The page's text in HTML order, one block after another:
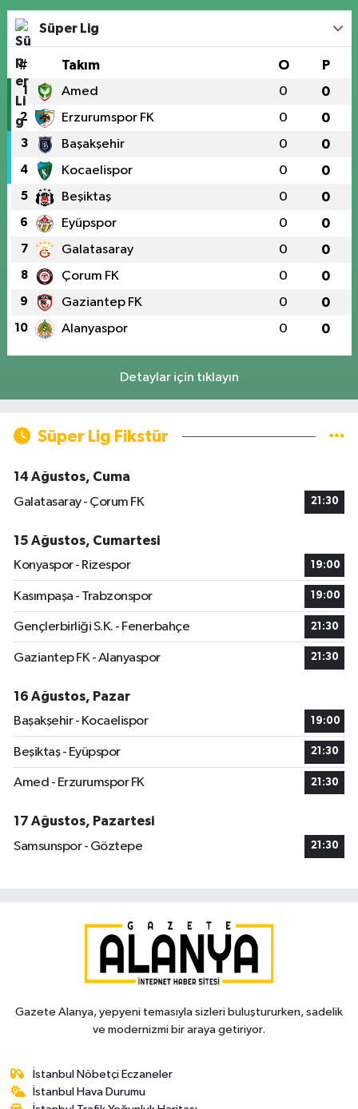
Süper Lig
# Takım O P
1 Amed 0 0
2 Erzurumspor FK 0 0
3 Başakşehir 0 0
4 Kocaelispor 0 0
5 Beşiktaş 0 0
6 Eyüpspor 0 0
7 Galatasaray 0 0
8 Çorum FK 0 0
9 Gaziantep FK 0 0
10 Alanyaspor 0 0
Detaylar için tıklayın
Süper Lig Fikstür
14 Ağustos, Cuma
Galatasaray - Çorum FK
21:30
15 Ağustos, Cumartesi
Konyaspor - Rizespor
19:00
Kasımpaşa - Trabzonspor 19:00
Gençlerbirliği S.K. - Fenerbahçe 21:30
Gaziantep FK - Alanyaspor 21:30
16 Ağustos, Pazar
Başakşehir - Kocaelispor
19:00
Beşiktaş - Eyüpspor 21:30
Amed - Erzurumspor FK 21:30
17 Ağustos, Pazartesi
Samsunspor - Göztepe
21:30
Gazete Alanya, yepyeni temasıyla sizleri buluştururken, sadelik
ve modernizmi bir araya getiriyor.
İstanbul Nöbetçi Eczaneler
İstanbul Hava Durumu